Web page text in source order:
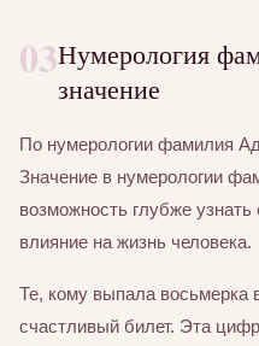
03Нумерология
значение
По нумерологии фамилия
Значение в нумерологии
возможность глубже
влияние на жизнь человека.
Те, кому выпала
счастливый билет. Эта